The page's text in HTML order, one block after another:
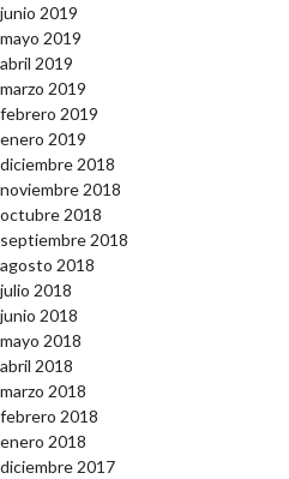
junio 2019
mayo 2019
abril 2019
marzo 2019
febrero 2019
enero 2019
diciembre 2018
noviembre 2018
octubre 2018
septiembre 2018
agosto 2018
julio 2018
junio 2018
mayo 2018
abril 2018
marzo 2018
febrero 2018
enero 2018
diciembre 2017